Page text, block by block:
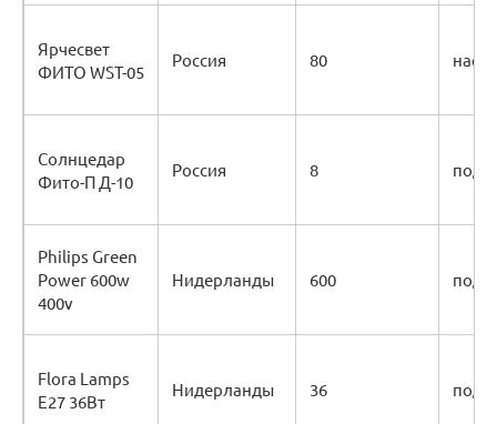
Ярчесвет
ФИТО WST-05
Россия 80
Солнцедар
Фито-П Д-10
Россия 8
Philips Green
Power 600w
400v
Нидерланды 600
Flora Lamps
Е27 36Вт
Нидерланды 36